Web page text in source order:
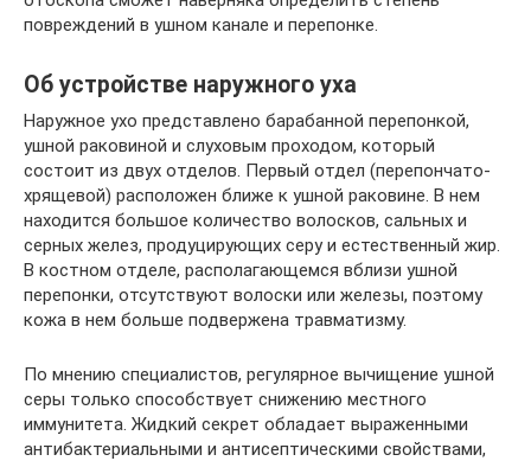
повреждений в ушном канале и перепонке.
Об устройстве наружного уха
Наружное ухо представлено барабанной перепонкой,
ушной раковиной и слуховым проходом, который
состоит из двух отделов. Первый отдел (перепончато-
хрящевой) расположен ближе к ушной раковине. В нем
находится большое количество волосков, сальных и
серных желез, продуцирующих серу и естественный жир.
В костном отделе, располагающемся вблизи ушной
перепонки, отсутствуют волоски или железы, поэтому
кожа в нем больше подвержена травматизму.
По мнению специалистов, регулярное вычищение ушной
серы только способствует снижению местного
иммунитета. Жидкий секрет обладает выраженными
антибактериальными и антисептическими свойствами,